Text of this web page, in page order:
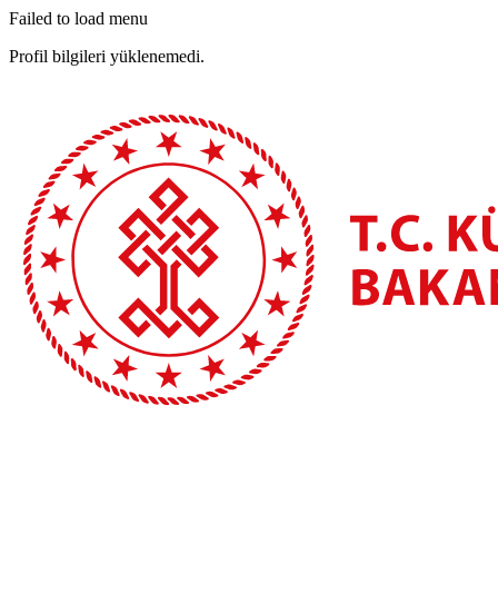
Failed to load menu
Profil bilgileri yüklenemedi.